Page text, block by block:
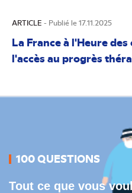
ARTICLE - Publié le 17.11.2025
La France à l'Heure
l'accès au progrès
100 QUESTIONS
Tout ce que vous